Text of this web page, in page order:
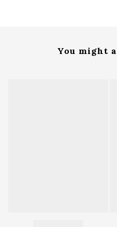
You might